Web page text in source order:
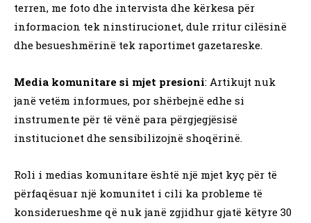
terren, me foto dhe intervista dhe kërkesa për
informacion tek ninstirucionet, dule rritur cilësinë
dhe besueshmërinë tek raportimet gazetareske.
Media komunitare si mjet presioni: Artikujt nuk
janë vetëm informues, por shërbejnë edhe si
instrumente për të vënë para përgjegjësisë
institucionet dhe sensibilizojnë shoqërinë.
Roli i medias komunitare është një mjet kyç për të
përfaqësuar një komunitet i cili ka probleme të
konsiderueshme që nuk janë zgjidhur gjatë këtyre 30